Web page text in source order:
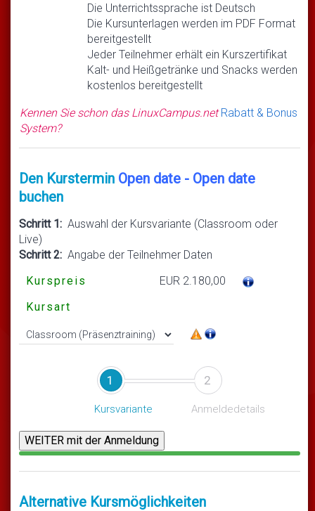
Die Unterrichtssprache ist Deutsch
Die Kursunterlagen werden im PDF Format
bereitgestellt
Jeder Teilnehmer erhält ein Kurszertifikat
Kalt- und Heißgetränke und Snacks werden
kostenlos bereitgestellt
Kennen Sie schon das LinuxCampus.netRabatt & Bonus
System?
Den Kurstermin Open date - Open date
buchen
Schritt 1: Auswahl der Kursvariante (Classroom oder
Live)
Schritt 2: Angabe der Teilnehmer Daten
Kurspreis
EUR 2.180,00
Kursart
1
Kursvariante
2
Anmeldedetails
Alternative Kursmöglichkeiten